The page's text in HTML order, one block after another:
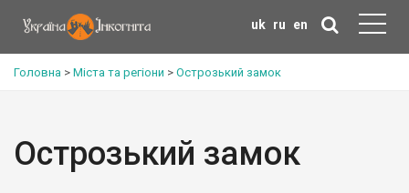
uk ru en
Головна > Міста та регіони > Острозький замок
Острозький замок